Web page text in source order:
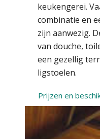
keukengerei.
combinatie en
zijn aanwezig.
van douche,
een gezellig
ligstoelen.
Prijzen en